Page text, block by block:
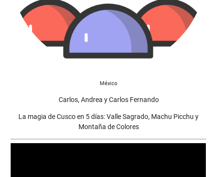
México
Carlos, Andrea y Carlos Fernando
La magia de Cusco en 5 días: Valle Sagrado, Machu Picchu y
Montaña de Colores